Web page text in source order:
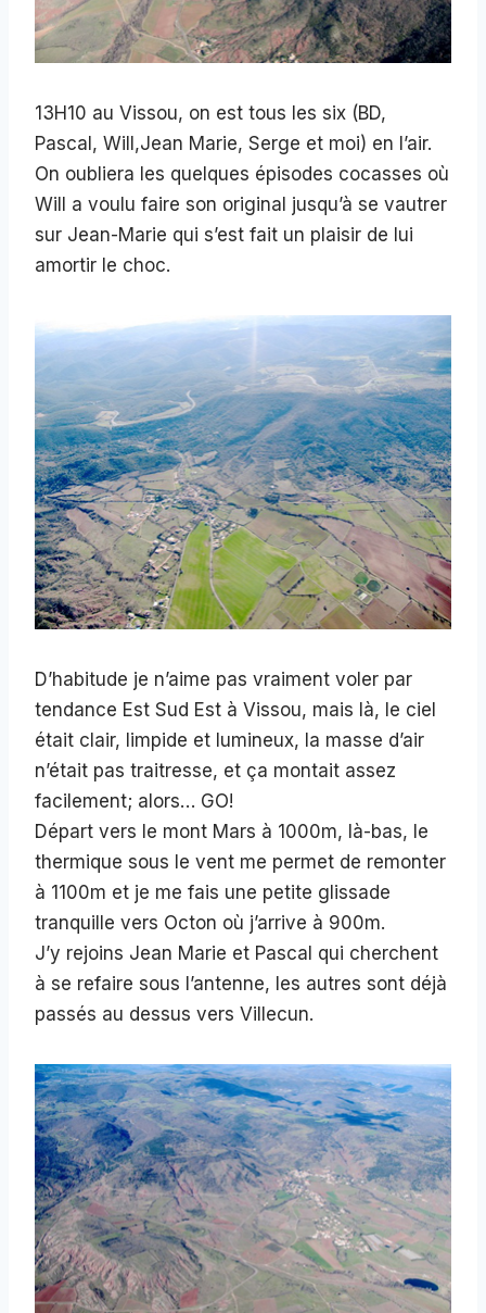
13H10 au Vissou, on est tous les six (BD,
Pascal, Will,Jean Marie, Serge et moi) en l’air.
On oubliera les quelques épisodes cocasses où
Will a voulu faire son original jusqu’à se vautrer
sur Jean-Marie qui s’est fait un plaisir de lui
amortir le choc.
D’habitude je n’aime pas vraiment voler par
tendance Est Sud Est à Vissou, mais là, le ciel
était clair, limpide et lumineux, la masse d’air
n’était pas traitresse, et ça montait assez
facilement; alors… GO!
Départ vers le mont Mars à 1000m, là-bas, le
thermique sous le vent me permet de remonter
à 1100m et je me fais une petite glissade
tranquille vers Octon où j’arrive à 900m.
J’y rejoins Jean Marie et Pascal qui cherchent
à se refaire sous l’antenne, les autres sont déjà
passés au dessus vers Villecun.